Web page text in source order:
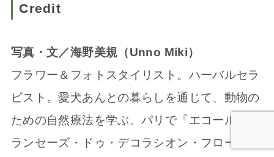
Credit
写真・文／海野美規（Unno Miki）
フラワー＆フォトスタイリスト。ハーバルセラ
ピスト。愛犬あんとの暮らしを通じて、動物の
ための自然療法を学ぶ。パリで『エコール・フ
ランセーズ・ドゥ・デコラシオン・フローラ